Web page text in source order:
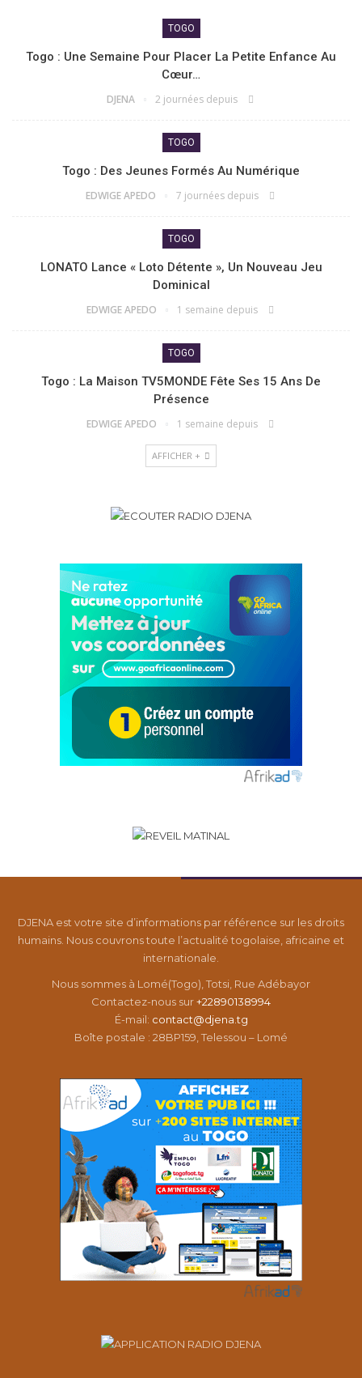
TOGO
Togo : Une Semaine Pour Placer La Petite Enfance Au
Cœur…
DJENA 2 journées depuis
TOGO
Togo : Des Jeunes Formés Au Numérique
EDWIGE APEDO 7 journées depuis
TOGO
LONATO Lance « Loto Détente », Un Nouveau Jeu
Dominical
EDWIGE APEDO 1 semaine depuis
TOGO
Togo : La Maison TV5MONDE Fête Ses 15 Ans De
Présence
EDWIGE APEDO 1 semaine depuis
AFFICHER +
DJENA est votre site d’informations par référence sur les droits
humains. Nous couvrons toute l’actualité togolaise, africaine et
internationale.
Nous sommes à Lomé(Togo), Totsi, Rue Adébayor
Contactez-nous sur+22890138994
É-mail: contact@djena.tg
Boîte postale : 28BP159, Telessou – Lomé